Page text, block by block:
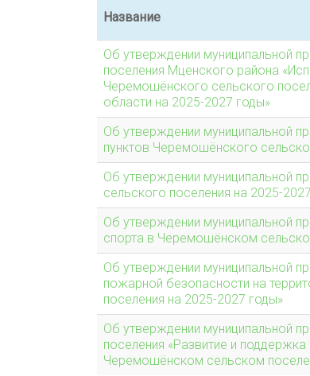
Название
Об утверждении муниципальной
поселения Мценского района
Черемошёнского сельского
области на 2025-2027 годы»
Об утверждении муниципальной
пунктов Черемошёнского
Об утверждении муниципальной
сельского поселения на 2025-
Об утверждении муниципальной
спорта в Черемошёнском
Об утверждении муниципальной
пожарной безопасности на
поселения на 2025-2027 годы»
Об утверждении муниципальной
поселения «Развитие и
Черемошёнском сельском